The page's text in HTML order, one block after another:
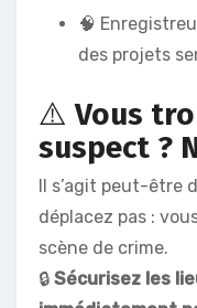
🧠
des projets
⚠️Vous
suspect ?
Il s’agit peut-être
déplacez pas :
scène de crime.
🔒 Sécurisez les